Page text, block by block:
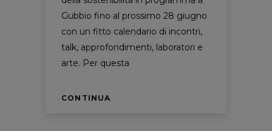
Gubbio fino al prossimo 28 giugno
con un fitto calendario di incontri,
talk, approfondimenti, laboratori e
arte. Per questa
CONTINUA